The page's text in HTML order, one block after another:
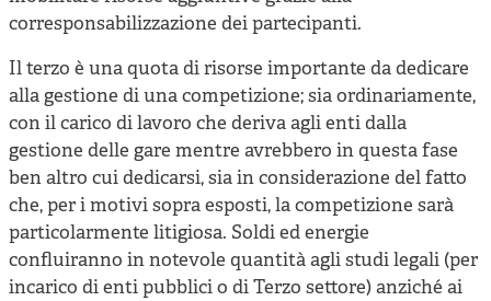
corresponsabilizzazione dei partecipanti.
Il terzo è una quota di risorse importante da dedicare
alla gestione di una competizione; sia ordinariamente,
con il carico di lavoro che deriva agli enti dalla
gestione delle gare mentre avrebbero in questa fase
ben altro cui dedicarsi, sia in considerazione del fatto
che, per i motivi sopra esposti, la competizione sarà
particolarmente litigiosa. Soldi ed energie
confluiranno in notevole quantità agli studi legali (per
incarico di enti pubblici o di Terzo settore) anziché ai